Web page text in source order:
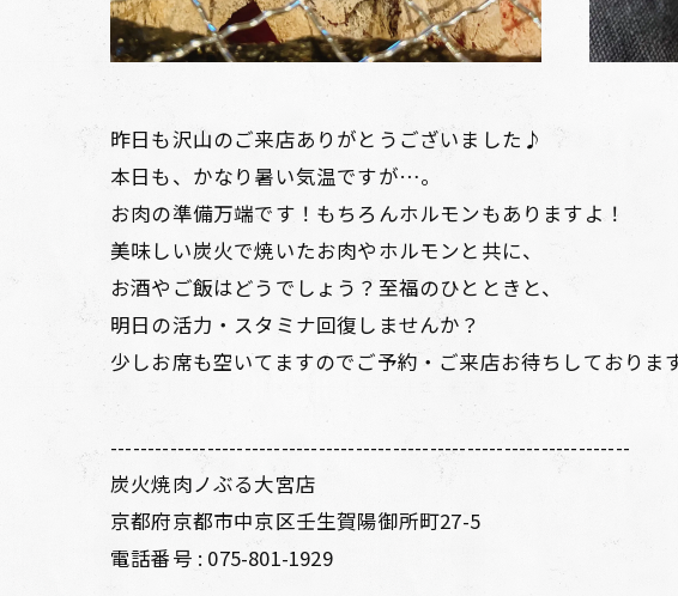
昨日も沢山のご来店ありがとうございました♪
本日も、かなり暑い気温ですが…。
お肉の準備万端です！もちろんホルモンもありますよ！
美味しい炭火で焼いたお肉やホルモンと共に、
お酒やご飯はどうでしょう？至福のひとときと、
明日の活力・スタミナ回復しませんか？
少しお席も空いてますのでご予約・ご来店お待ちしておりま
----------------------------------------------------------------------
炭火焼肉ノぶる大宮店
京都府京都市中京区壬生賀陽御所町27-5
電話番号 : 075-801-1929